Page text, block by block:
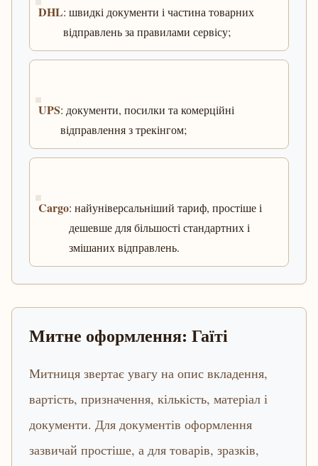
DHL: швидкі документи і частина товарних
відправлень за правилами сервісу;
UPS: документи, посилки та комерційні
відправлення з трекінгом;
Cargo: найуніверсальніший тариф, простіше і
дешевше для більшості стандартних і
змішаних відправлень.
Митне оформлення: Гаїті
Митниця звертає увагу на опис вкладення,
вартість, призначення, кількість, матеріал і
документи. Для документів оформлення
зазвичай простіше, а для товарів, зразків,